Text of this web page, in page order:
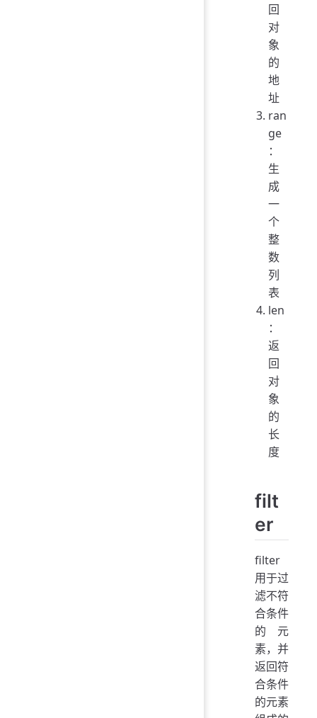
回
对
象
的
地
址
ran
ge
：
生
成
一
个
整
数
列
表
len
：
返
回
对
象
的
长
度
filt
er
filter
用于过
滤不符
合条件
的元
素，并
返回符
合条件
的元素